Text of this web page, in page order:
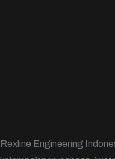
Rexline Engineering